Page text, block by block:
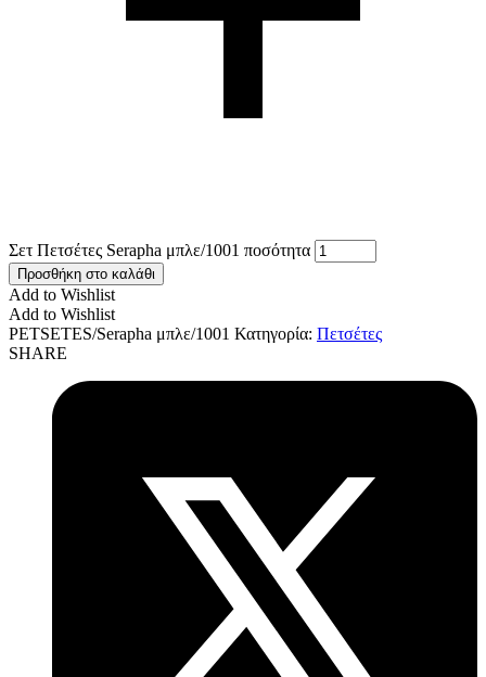
Σετ Πετσέτες Serapha μπλε/1001 ποσότητα
Προσθήκη στο καλάθι
Add to Wishlist
Add to Wishlist
PETSETES/Serapha μπλε/1001 Κατηγορία: Πετσέτες
SHARE